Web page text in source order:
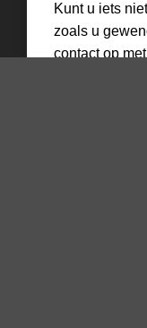
Kunt u iets
zoals u
contact op